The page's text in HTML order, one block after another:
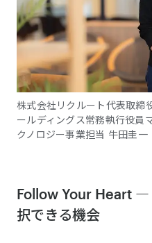
株式会社リクルート代表取締
ールディングス常務執行役員
クノロジー事業担当 牛田圭一
Follow Your Heart ―
択できる機会